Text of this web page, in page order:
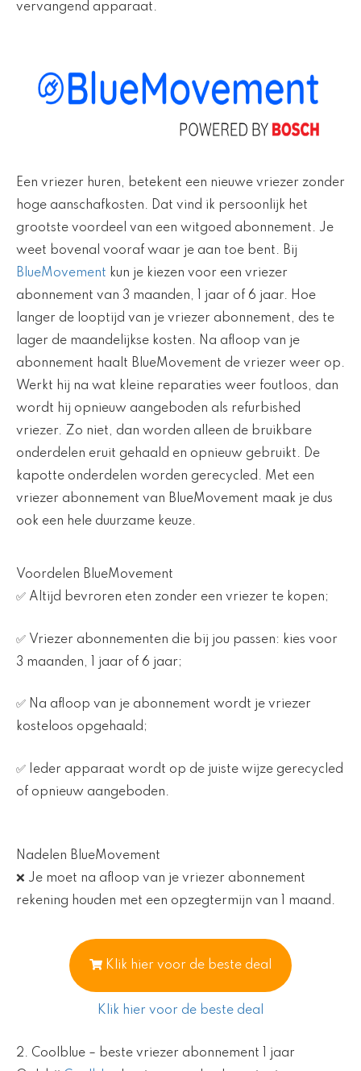
vervangend apparaat.
Een vriezer huren, betekent een nieuwe vriezer zonder
hoge aanschafkosten. Dat vind ik persoonlijk het
grootste voordeel van een witgoed abonnement. Je
weet bovenal vooraf waar je aan toe bent. Bij
BlueMovement kun je kiezen voor een vriezer
abonnement van 3 maanden, 1 jaar of 6 jaar. Hoe
langer de looptijd van je vriezer abonnement, des te
lager de maandelijkse kosten. Na afloop van je
abonnement haalt BlueMovement de vriezer weer op.
Werkt hij na wat kleine reparaties weer foutloos, dan
wordt hij opnieuw aangeboden als refurbished
vriezer. Zo niet, dan worden alleen de bruikbare
onderdelen eruit gehaald en opnieuw gebruikt. De
kapotte onderdelen worden gerecycled. Met een
vriezer abonnement van BlueMovement maak je dus
ook een hele duurzame keuze.
Voordelen BlueMovement
✅ Altijd bevroren eten zonder een vriezer te kopen;
✅ Vriezer abonnementen die bij jou passen: kies voor
3 maanden, 1 jaar of 6 jaar;
✅ Na afloop van je abonnement wordt je vriezer
kosteloos opgehaald;
✅ Ieder apparaat wordt op de juiste wijze gerecycled
of opnieuw aangeboden.
Nadelen BlueMovement
❌ Je moet na afloop van je vriezer abonnement
rekening houden met een opzegtermijn van 1 maand.
Klik hier voor de beste deal
Klik hier voor de beste deal
2. Coolblue – beste vriezer abonnement 1 jaar